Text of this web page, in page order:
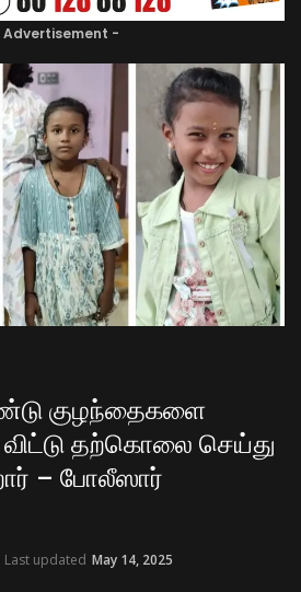
Advertisement -
குழந்தைகளை
தற்கொலை செய்து
– போலீஸார்
Last updated May 14, 2025